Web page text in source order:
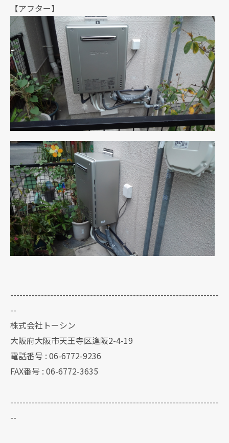
【アフター】
--------------------------------------------------------------------
--
株式会社トーシン
大阪府大阪市天王寺区逢阪2-4-19
電話番号 : 06-6772-9236
FAX番号 : 06-6772-3635
--------------------------------------------------------------------
--